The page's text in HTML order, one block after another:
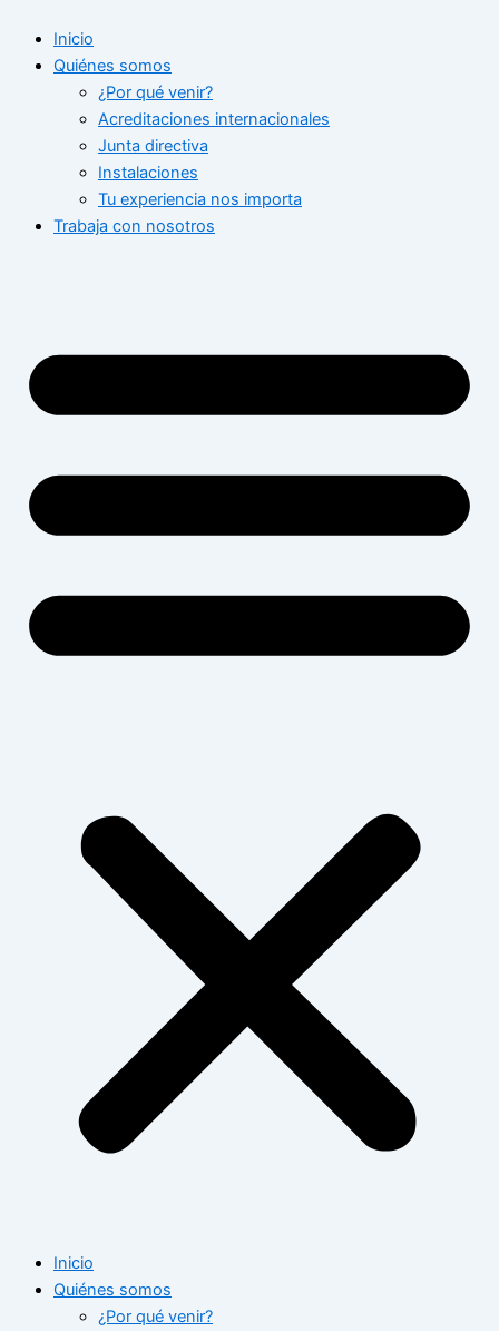
contenido
Inicio
Quiénes somos
¿Por qué venir?
Acreditaciones internacionales
Junta directiva
Instalaciones
Tu experiencia nos importa
Trabaja con nosotros
Inicio
Quiénes somos
¿Por qué venir?